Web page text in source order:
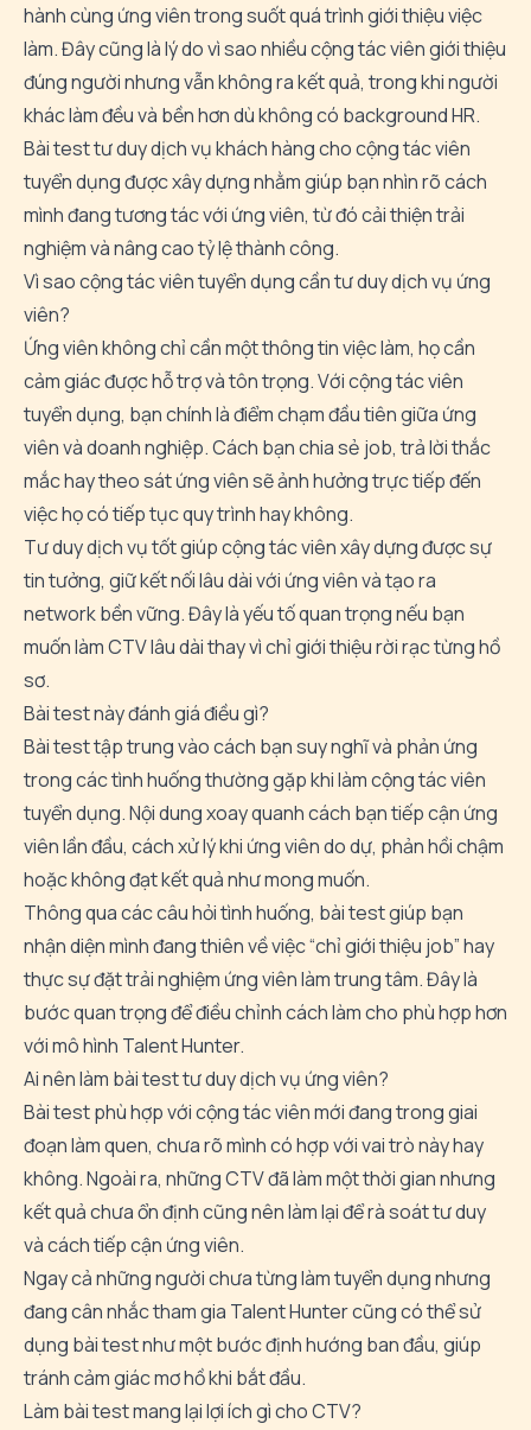
hành cùng ứng viên trong suốt quá trình giới thiệu việc
làm. Đây cũng là lý do vì sao nhiều cộng tác viên giới thiệu
đúng người nhưng vẫn không ra kết quả, trong khi người
khác làm đều và bền hơn dù không có background HR.
Bài test tư duy dịch vụ khách hàng cho cộng tác viên
tuyển dụng được xây dựng nhằm giúp bạn nhìn rõ cách
mình đang tương tác với ứng viên, từ đó cải thiện trải
nghiệm và nâng cao tỷ lệ thành công.
Vì sao cộng tác viên tuyển dụng cần tư duy dịch vụ ứng
viên?
Ứng viên không chỉ cần một thông tin việc làm, họ cần
cảm giác được hỗ trợ và tôn trọng. Với cộng tác viên
tuyển dụng, bạn chính là điểm chạm đầu tiên giữa ứng
viên và doanh nghiệp. Cách bạn chia sẻ job, trả lời thắc
mắc hay theo sát ứng viên sẽ ảnh hưởng trực tiếp đến
việc họ có tiếp tục quy trình hay không.
Tư duy dịch vụ tốt giúp cộng tác viên xây dựng được sự
tin tưởng, giữ kết nối lâu dài với ứng viên và tạo ra
network bền vững. Đây là yếu tố quan trọng nếu bạn
muốn làm CTV lâu dài thay vì chỉ giới thiệu rời rạc từng hồ
sơ.
Bài test này đánh giá điều gì?
Bài test tập trung vào cách bạn suy nghĩ và phản ứng
trong các tình huống thường gặp khi làm cộng tác viên
tuyển dụng. Nội dung xoay quanh cách bạn tiếp cận ứng
viên lần đầu, cách xử lý khi ứng viên do dự, phản hồi chậm
hoặc không đạt kết quả như mong muốn.
Thông qua các câu hỏi tình huống, bài test giúp bạn
nhận diện mình đang thiên về việc “chỉ giới thiệu job” hay
thực sự đặt trải nghiệm ứng viên làm trung tâm. Đây là
bước quan trọng để điều chỉnh cách làm cho phù hợp hơn
với mô hình Talent Hunter.
Ai nên làm bài test tư duy dịch vụ ứng viên?
Bài test phù hợp với cộng tác viên mới đang trong giai
đoạn làm quen, chưa rõ mình có hợp với vai trò này hay
không. Ngoài ra, những CTV đã làm một thời gian nhưng
kết quả chưa ổn định cũng nên làm lại để rà soát tư duy
và cách tiếp cận ứng viên.
Ngay cả những người chưa từng làm tuyển dụng nhưng
đang cân nhắc tham gia Talent Hunter cũng có thể sử
dụng bài test như một bước định hướng ban đầu, giúp
tránh cảm giác mơ hồ khi bắt đầu.
Làm bài test mang lại lợi ích gì cho CTV?